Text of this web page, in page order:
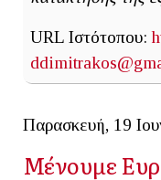
URL Ιστότοπου:
Παρασκευή, 19
Μένουμε